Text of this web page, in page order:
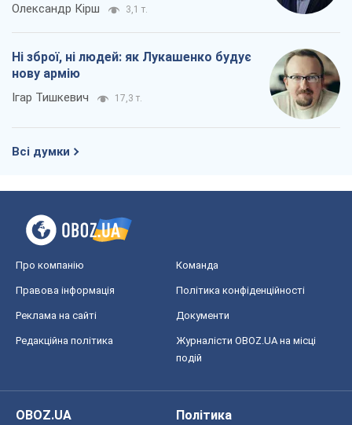
Олександр Кірш 3,1 т.
Ні зброї, ні людей: як Лукашенко будує
нову армію
Ігар Тишкевич 17,3 т.
Всі думки
Про компанію Команда
Правова інформація Політика конфіденційності
Реклама на сайті Документи
Редакційна політика
Журналісти OBOZ.UA на місці
подій
OBOZ.UA
Політика